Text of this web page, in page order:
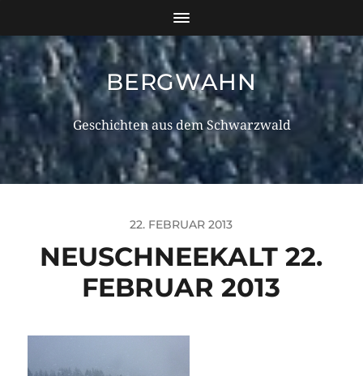
BERGWAHN
Geschichten aus dem Schwarzwald
22. FEBRUAR 2013
NEUSCHNEEKALT 22.
FEBRUAR 2013